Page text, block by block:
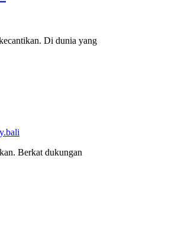
Di dunia yang
Berkat dukungan